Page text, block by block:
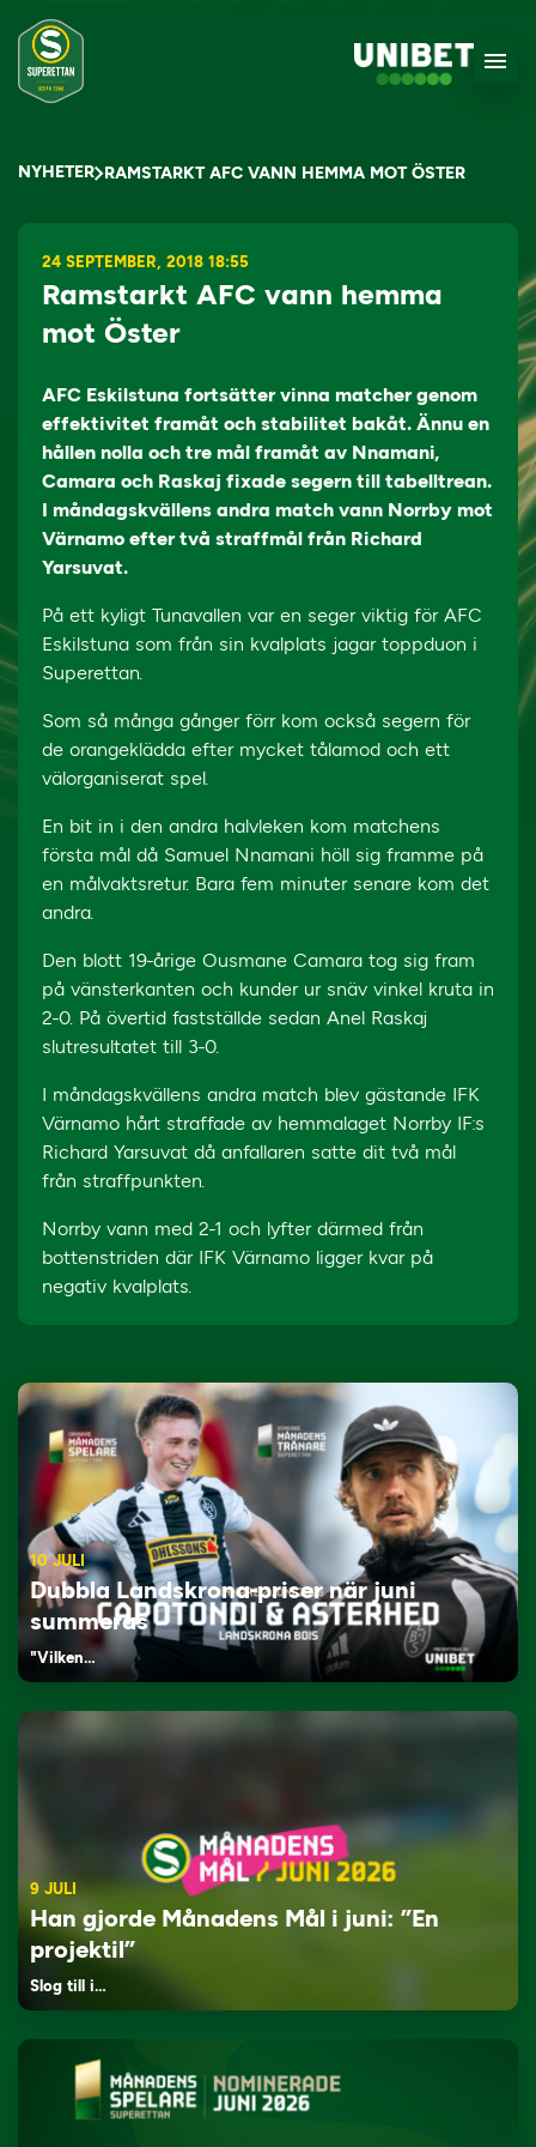
NYHETER RAMSTARKT AFC VANN HEMMA MOT ÖSTER
24 SEPTEMBER, 2018 18:55
Ramstarkt AFC vann hemma
mot Öster
AFC Eskilstuna fortsätter vinna matcher genom
effektivitet framåt och stabilitet bakåt. Ännu en
hållen nolla och tre mål framåt av Nnamani,
Camara och Raskaj fixade segern till tabelltrean.
I måndagskvällens andra match vann Norrby mot
Värnamo efter två straffmål från Richard
Yarsuvat.
På ett kyligt Tunavallen var en seger viktig för AFC
Eskilstuna som från sin kvalplats jagar toppduon i
Superettan.
Som så många gånger förr kom också segern för
de orangeklädda efter mycket tålamod och ett
välorganiserat spel.
En bit in i den andra halvleken kom matchens
första mål då Samuel Nnamani höll sig framme på
en målvaktsretur. Bara fem minuter senare kom det
andra.
Den blott 19-årige Ousmane Camara tog sig fram
på vänsterkanten och kunder ur snäv vinkel kruta in
2-0. På övertid fastställde sedan Anel Raskaj
slutresultatet till 3-0.
I måndagskvällens andra match blev gästande IFK
Värnamo hårt straffade av hemmalaget Norrby IF:s
Richard Yarsuvat då anfallaren satte dit två mål
från straffpunkten.
Norrby vann med 2-1 och lyfter därmed från
bottenstriden där IFK Värnamo ligger kvar på
negativ kvalplats.
10 JULI
Dubbla Landskrona-priser när juni
summeras
"Vilken…
9 JULI
Han gjorde Månadens Mål i juni: ”En
projektil”
Slog till i…